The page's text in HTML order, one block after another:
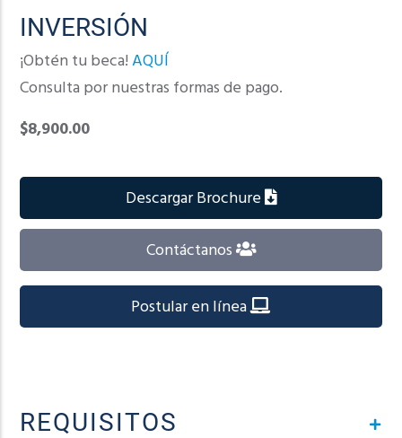
INVERSIÓN
¡Obtén tu beca!AQUÍ
Consulta por nuestras formas de pago.
$8,900.00
Descargar Brochure
Contáctanos
Postular en línea
REQUISITOS